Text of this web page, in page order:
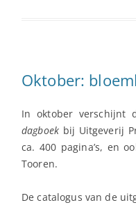
Oktober:
In oktober verschijnt
dagboekbij Uitgeverij
ca. 400 pagina’s, en
Tooren.
De catalogus van de